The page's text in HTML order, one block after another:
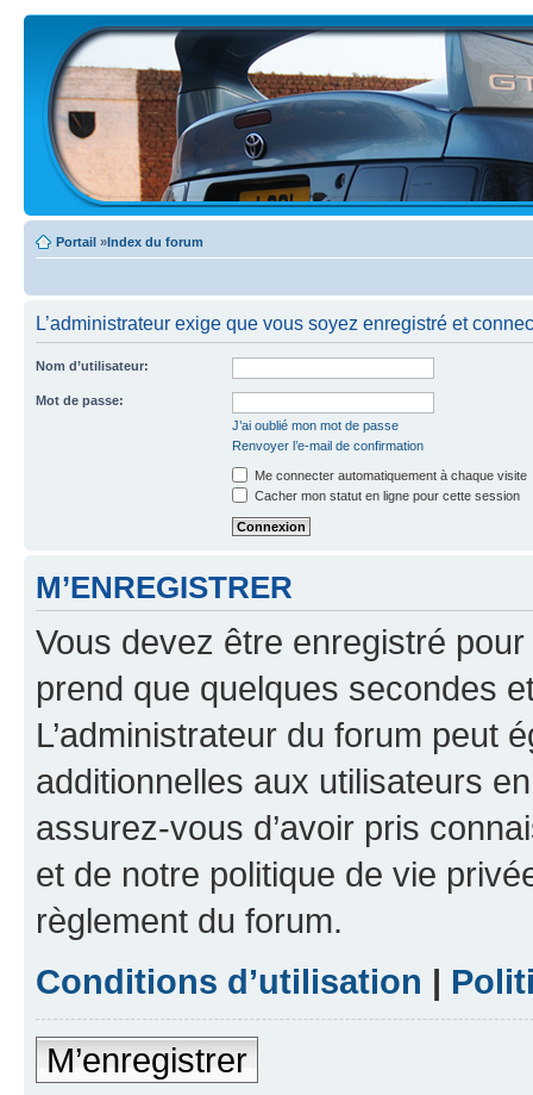
Portail »Index du forum
L’administrateur exige que vous soyez enregistré et
Nom d’utilisateur:
Mot de passe:
J’ai oublié mon mot de passe
Renvoyer l’e-mail de confirmation
Me connecter automatiquement à chaque visite
Cacher mon statut en ligne pour cette session
M’ENREGISTRER
Vous devez être enregistré
prend que quelques secondes
L’administrateur du forum peut
additionnelles aux utilisateurs
assurez-vous d’avoir pris
et de notre politique de vie
règlement du forum.
Conditions d’utilisation |
M’enregistrer